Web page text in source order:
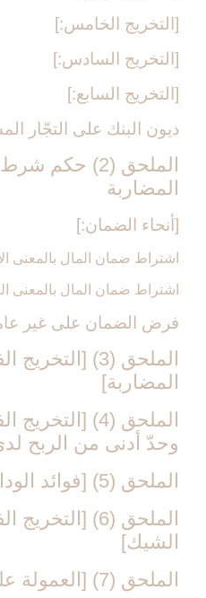
[التخريج الخامس:]
[التخريج السادس:]
[التخريج السابع:]
ديون البنك على التجّار
الملحق (2)
المضاربة
[أنحاء الضمان:]
اشتراط ضمان المال بالمعنى
اشتراط ضمان المال بالمعنى
فرض الضمان على غير
الملحق (3)
المضاربة]
الملحق (4)
وحدّ أدنى من الربح
الملحق (5) [فوائد الودائع الثابتة]
الملحق (6)
الشيك‏]
الملحق (7) [العمولة على التحويل‏]